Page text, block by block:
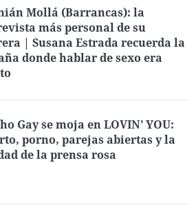
Radioestadio
Radioestadio noche
El colegio invisible
Gente viajera
Como el perro y el
Invisibles
Prohibido morirse
Esto no ha pasado
Retornados
Equipo de
Operación Viuda
Cataluña
Comunidad de Madrid
Comunitat Valenciana
Galicia
La Rioja
Navarra
Ciencia y Tecnología
Gastronomía
Medio ambiente
Televisión
Elecciones
Mollá (Barrancas): la
más personal de su
| Susana Estrada recuerda la
donde hablar de sexo era
Gay se moja en LOVIN’ YOU:
porno, parejas abiertas y la
de la prensa rosa